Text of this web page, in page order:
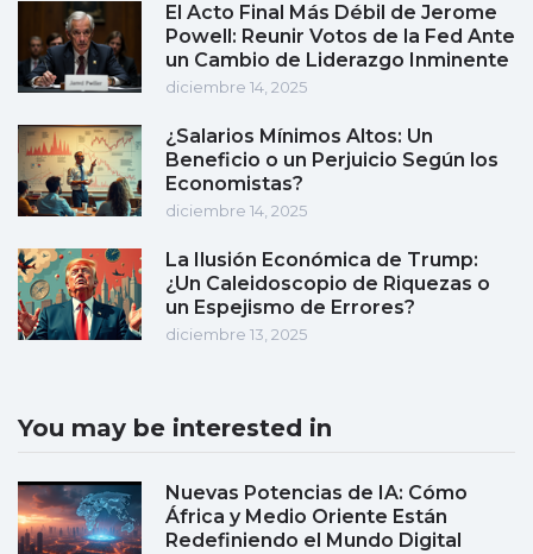
El Acto Final Más Débil de Jerome
Powell: Reunir Votos de la Fed Ante
un Cambio de Liderazgo Inminente
diciembre 14, 2025
¿Salarios Mínimos Altos: Un
Beneficio o un Perjuicio Según los
Economistas?
diciembre 14, 2025
La Ilusión Económica de Trump:
¿Un Caleidoscopio de Riquezas o
un Espejismo de Errores?
diciembre 13, 2025
You may be interested in
Nuevas Potencias de IA: Cómo
África y Medio Oriente Están
Redefiniendo el Mundo Digital